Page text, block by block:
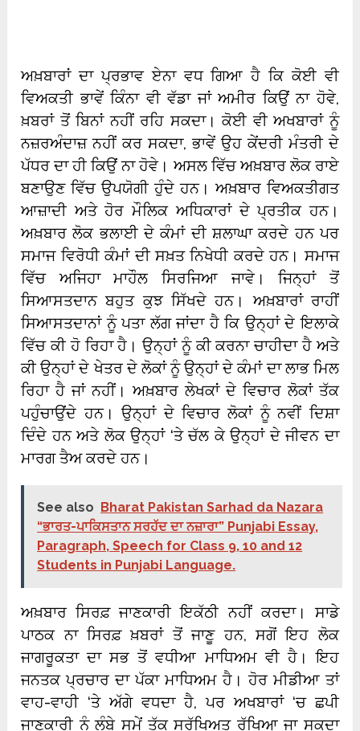
ਅਖ਼ਬਾਰਾਂ ਦਾ ਪ੍ਰਭਾਵ ਏਨਾ ਵਧ ਗਿਆ ਹੈ ਕਿ ਕੋਈ ਵੀ
ਵਿਅਕਤੀ ਭਾਵੇਂ ਕਿੰਨਾ ਵੀ ਵੱਡਾ ਜਾਂ ਅਮੀਰ ਕਿਉਂ ਨਾ ਹੋਵੇ,
ਖ਼ਬਰਾਂ ਤੋਂ ਬਿਨਾਂ ਨਹੀਂ ਰਹਿ ਸਕਦਾ। ਕੋਈ ਵੀ ਅਖਬਾਰਾਂ ਨੂੰ
ਨਜ਼ਰਅੰਦਾਜ਼ ਨਹੀਂ ਕਰ ਸਕਦਾ, ਭਾਵੇਂ ਉਹ ਕੇਂਦਰੀ ਮੰਤਰੀ ਦੇ
ਪੱਧਰ ਦਾ ਹੀ ਕਿਉਂ ਨਾ ਹੋਵੇ। ਅਸਲ ਵਿੱਚ ਅਖ਼ਬਾਰ ਲੋਕ ਰਾਏ
ਬਣਾਉਣ ਵਿੱਚ ਉਪਯੋਗੀ ਹੁੰਦੇ ਹਨ। ਅਖ਼ਬਾਰ ਵਿਅਕਤੀਗਤ
ਆਜ਼ਾਦੀ ਅਤੇ ਹੋਰ ਮੌਲਿਕ ਅਧਿਕਾਰਾਂ ਦੇ ਪ੍ਰਤੀਕ ਹਨ।
ਅਖ਼ਬਾਰ ਲੋਕ ਭਲਾਈ ਦੇ ਕੰਮਾਂ ਦੀ ਸ਼ਲਾਘਾ ਕਰਦੇ ਹਨ ਪਰ
ਸਮਾਜ ਵਿਰੋਧੀ ਕੰਮਾਂ ਦੀ ਸਖ਼ਤ ਨਿਖੇਧੀ ਕਰਦੇ ਹਨ। ਸਮਾਜ
ਵਿੱਚ ਅਜਿਹਾ ਮਾਹੌਲ ਸਿਰਜਿਆ ਜਾਵੇ। ਜਿਨ੍ਹਾਂ ਤੋਂ
ਸਿਆਸਤਦਾਨ ਬਹੁਤ ਕੁਝ ਸਿੱਖਦੇ ਹਨ। ਅਖ਼ਬਾਰਾਂ ਰਾਹੀਂ
ਸਿਆਸਤਦਾਨਾਂ ਨੂੰ ਪਤਾ ਲੱਗ ਜਾਂਦਾ ਹੈ ਕਿ ਉਨ੍ਹਾਂ ਦੇ ਇਲਾਕੇ
ਵਿੱਚ ਕੀ ਹੋ ਰਿਹਾ ਹੈ। ਉਨ੍ਹਾਂ ਨੂੰ ਕੀ ਕਰਨਾ ਚਾਹੀਦਾ ਹੈ ਅਤੇ
ਕੀ ਉਨ੍ਹਾਂ ਦੇ ਖੇਤਰ ਦੇ ਲੋਕਾਂ ਨੂੰ ਉਨ੍ਹਾਂ ਦੇ ਕੰਮਾਂ ਦਾ ਲਾਭ ਮਿਲ
ਰਿਹਾ ਹੈ ਜਾਂ ਨਹੀਂ। ਅਖ਼ਬਾਰ ਲੇਖਕਾਂ ਦੇ ਵਿਚਾਰ ਲੋਕਾਂ ਤੱਕ
ਪਹੁੰਚਾਉਂਦੇ ਹਨ। ਉਨ੍ਹਾਂ ਦੇ ਵਿਚਾਰ ਲੋਕਾਂ ਨੂੰ ਨਵੀਂ ਦਿਸ਼ਾ
ਦਿੰਦੇ ਹਨ ਅਤੇ ਲੋਕ ਉਨ੍ਹਾਂ ‘ਤੇ ਚੱਲ ਕੇ ਉਨ੍ਹਾਂ ਦੇ ਜੀਵਨ ਦਾ
ਮਾਰਗ ਤੈਅ ਕਰਦੇ ਹਨ।
See also
Bharat Pakistan Sarhad da Nazara
“ਭਾਰਤ-ਪਾਕਿਸਤਾਨ ਸਰਹੱਦ ਦਾ ਨਜ਼ਾਰਾ” Punjabi Essay,
Paragraph, Speech for Class 9, 10 and 12
Students in Punjabi Language.
ਅਖ਼ਬਾਰ ਸਿਰਫ਼ ਜਾਣਕਾਰੀ ਇਕੱਠੀ ਨਹੀਂ ਕਰਦਾ। ਸਾਡੇ
ਪਾਠਕ ਨਾ ਸਿਰਫ਼ ਖ਼ਬਰਾਂ ਤੋਂ ਜਾਣੂ ਹਨ, ਸਗੋਂ ਇਹ ਲੋਕ
ਜਾਗਰੂਕਤਾ ਦਾ ਸਭ ਤੋਂ ਵਧੀਆ ਮਾਧਿਅਮ ਵੀ ਹੈ। ਇਹ
ਜਨਤਕ ਪ੍ਰਚਾਰ ਦਾ ਪੱਕਾ ਮਾਧਿਅਮ ਹੈ। ਹੋਰ ਮੀਡੀਆ ਤਾਂ
ਵਾਹ-ਵਾਹੀ ‘ਤੇ ਅੱਗੇ ਵਧਦਾ ਹੈ, ਪਰ ਅਖਬਾਰਾਂ ‘ਚ ਛਪੀ
ਜਾਣਕਾਰੀ ਨੂੰ ਲੰਬੇ ਸਮੇਂ ਤੱਕ ਸੁਰੱਖਿਅਤ ਰੱਖਿਆ ਜਾ ਸਕਦਾ